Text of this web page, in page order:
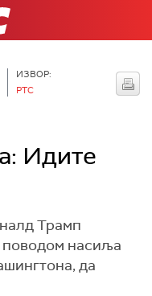
ИЗВОР:
РТС
Идите
Трамп
поводом насиља
да